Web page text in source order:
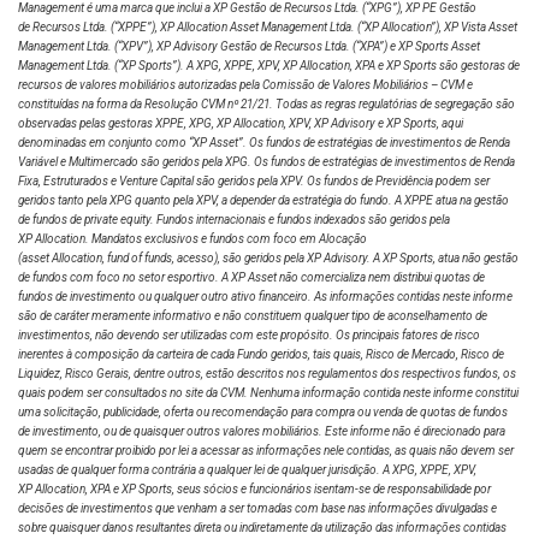
Management é uma marca que inclui a XP Gestão de Recursos Ltda. (“XPG”), XP PE Gestão
de Recursos Ltda. (“XPPE”), XP Allocation Asset Management Ltda. (“XP Allocation”), XP Vista Asset
Management Ltda. (“XPV”), XP Advisory Gestão de Recursos Ltda. (“XPA”) e XP Sports Asset
Management Ltda. (“XP Sports”). A XPG, XPPE, XPV, XP Allocation, XPA e XP Sports são gestoras de
recursos de valores mobiliários autorizadas pela Comissão de Valores Mobiliários – CVM e
constituídas na forma da Resolução CVM nº 21/21. Todas as regras regulatórias de segregação são
observadas pelas gestoras XPPE, XPG, XP Allocation, XPV, XP Advisory e XP Sports, aqui
denominadas em conjunto como “XP Asset”. Os fundos de estratégias de investimentos de Renda
Variável e Multimercado são geridos pela XPG. Os fundos de estratégias de investimentos de Renda
Fixa, Estruturados e Venture Capital são geridos pela XPV. Os fundos de Previdência podem ser
geridos tanto pela XPG quanto pela XPV, a depender da estratégia do fundo. A XPPE atua na gestão
de fundos de private equity. Fundos internacionais e fundos indexados são geridos pela
XP Allocation. Mandatos exclusivos e fundos com foco em Alocação
(asset Allocation, fund of funds, acesso), são geridos pela XP Advisory. A XP Sports, atua não gestão
de fundos com foco no setor esportivo. A XP Asset não comercializa nem distribui quotas de
fundos de investimento ou qualquer outro ativo financeiro. As informações contidas neste informe
são de caráter meramente informativo e não constituem qualquer tipo de aconselhamento de
investimentos, não devendo ser utilizadas com este propósito. Os principais fatores de risco
inerentes à composição da carteira de cada Fundo geridos, tais quais, Risco de Mercado, Risco de
Liquidez, Risco Gerais, dentre outros, estão descritos nos regulamentos dos respectivos fundos, os
quais podem ser consultados no site da CVM. Nenhuma informação contida neste informe constitui
uma solicitação, publicidade, oferta ou recomendação para compra ou venda de quotas de fundos
de investimento, ou de quaisquer outros valores mobiliários. Este informe não é direcionado para
quem se encontrar proibido por lei a acessar as informações nele contidas, as quais não devem ser
usadas de qualquer forma contrária a qualquer lei de qualquer jurisdição. A XPG, XPPE, XPV,
XP Allocation, XPA e XP Sports, seus sócios e funcionários isentam-se de responsabilidade por
decisões de investimentos que venham a ser tomadas com base nas informações divulgadas e
sobre quaisquer danos resultantes direta ou indiretamente da utilização das informações contidas